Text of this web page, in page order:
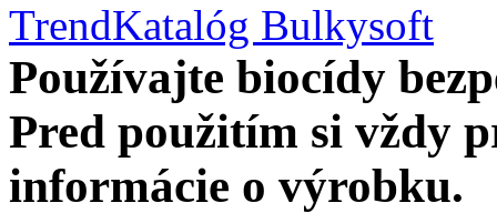
TrendKatalóg Bulkysoft
Používajte biocídy
Pred použitím si vždy
informácie o výrobku.